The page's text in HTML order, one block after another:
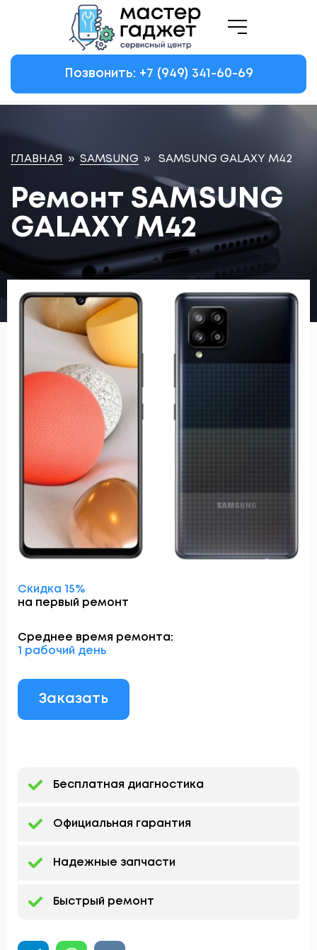
Позвонить: +7 (949) 341-60-69
ГЛАВНАЯ » SAMSUNG » SAMSUNG GALAXY M42
Ремонт SAMSUNG
GALAXY M42
Скидка 15%
на первый ремонт
Среднее время ремонта:
1 рабочий день
Заказать
Бесплатная диагностика
Официальная гарантия
Надежные запчасти
Быстрый ремонт